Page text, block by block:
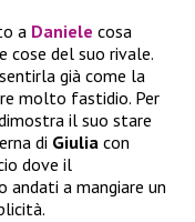
a Daniele cosa
cose del suo rivale.
già come la
molto fastidio. Per
il suo stare
di Giulia con
dove il
andati a mangiare un